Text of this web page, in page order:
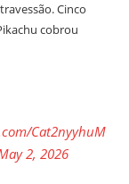
Cinco
cobrou
Cat2nyyhuM
2, 2026